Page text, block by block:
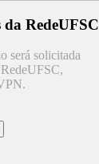
da RedeUFSC
será solicitada